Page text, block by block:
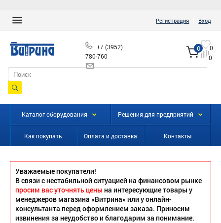
Регистрация Вход
+7 (3952)
780-760
0
0
0
Каталог оборудования Решения для предприятий
Как покупать Оплата и доставка Контакты
Уважаемые покупатели!
В связи с нестабильной ситуацией на финансовом рынке
просим вас уточнять цены на интересующие товары у
менеджеров магазина «Витрина» или у онлайн-
консультанта перед оформлением заказа. Приносим
извинения за неудобство и благодарим за понимание.